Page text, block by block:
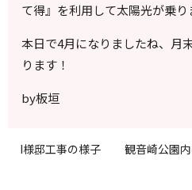
て得』を利用して太陽光が乗り
本日で4月になりましたね、月
ります！
by板垣
I様邸工事の様子 観音崎公園